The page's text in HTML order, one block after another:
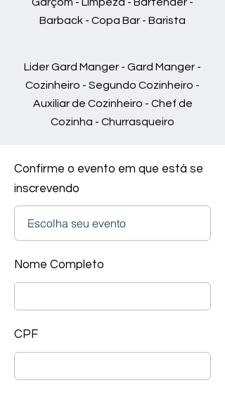
Barback - Copa Bar - Barista
Lider Gard Manger - Gard Manger -
Cozinheiro - Segundo Cozinheiro -
Auxiliar de Cozinheiro - Chef de
Cozinha - Churrasqueiro
Confirme o evento em que está se
inscrevendo
Nome Completo
CPF